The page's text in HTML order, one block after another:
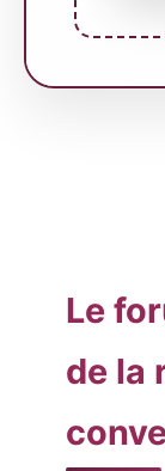
Le
de la